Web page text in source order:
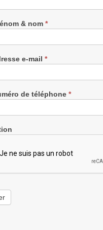
& nom *
e-mail *
de téléphone *